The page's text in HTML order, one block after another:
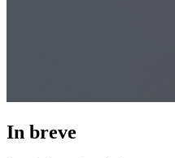
In breve